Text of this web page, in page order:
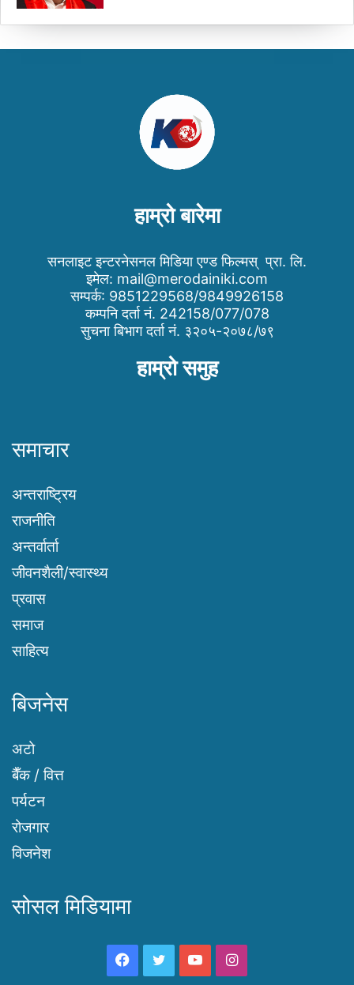
हाम्रो बारेमा
सनलाइट इन्टरनेसनल मिडिया एण्ड फिल्मस् प्रा. लि.
इमेल: mail@merodainiki.com
सम्पर्क: 9851229568/9849926158
कम्पनि दर्ता नं. 242158/077/078
सुचना बिभाग दर्ता नं. ३२०५-२०७८/७९
हाम्रो समुह
समाचार
अन्तराष्ट्रिय
राजनीति
अन्तर्वार्ता
जीवनशैली/स्वास्थ्य
प्रवास
समाज
साहित्य
बिजनेस
अटो
बैँक / वित्त
पर्यटन
रोजगार
विजनेश
सोसल मिडियामा
Facebook
TwitterYouTubeInstagram